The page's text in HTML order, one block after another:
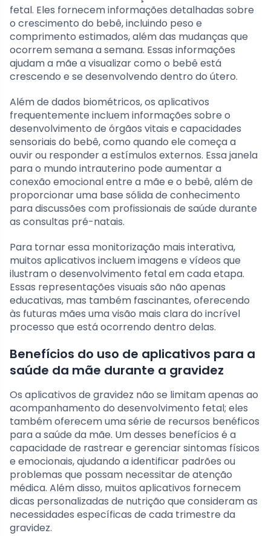
fetal. Eles fornecem informações detalhadas sobre
o crescimento do bebê, incluindo peso e
comprimento estimados, além das mudanças que
ocorrem semana a semana. Essas informações
ajudam a mãe a visualizar como o bebê está
crescendo e se desenvolvendo dentro do útero.
Além de dados biométricos, os aplicativos
frequentemente incluem informações sobre o
desenvolvimento de órgãos vitais e capacidades
sensoriais do bebê, como quando ele começa a
ouvir ou responder a estímulos externos. Essa janela
para o mundo intrauterino pode aumentar a
conexão emocional entre a mãe e o bebê, além de
proporcionar uma base sólida de conhecimento
para discussões com profissionais de saúde durante
as consultas pré-natais.
Para tornar essa monitorização mais interativa,
muitos aplicativos incluem imagens e vídeos que
ilustram o desenvolvimento fetal em cada etapa.
Essas representações visuais são não apenas
educativas, mas também fascinantes, oferecendo
às futuras mães uma visão mais clara do incrível
processo que está ocorrendo dentro delas.
Benefícios do uso de aplicativos para a
saúde da mãe durante a gravidez
Os aplicativos de gravidez não se limitam apenas ao
acompanhamento do desenvolvimento fetal; eles
também oferecem uma série de recursos benéficos
para a saúde da mãe. Um desses benefícios é a
capacidade de rastrear e gerenciar sintomas físicos
e emocionais, ajudando a identificar padrões ou
problemas que possam necessitar de atenção
médica. Além disso, muitos aplicativos fornecem
dicas personalizadas de nutrição que consideram as
necessidades específicas de cada trimestre da
gravidez.